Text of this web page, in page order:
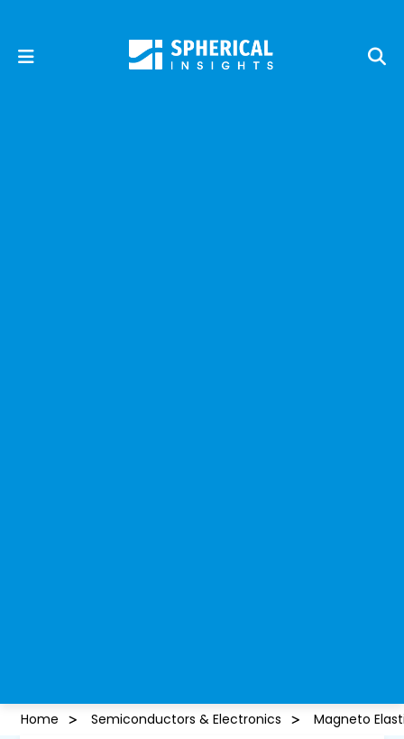
Home Semiconductors & Electronics Magneto